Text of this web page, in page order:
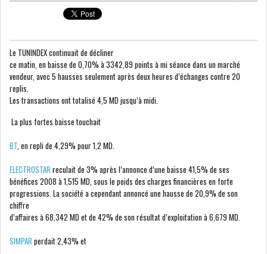
SONDAGES
PRESSE
BOURSE DE TUNIS : UN BILAN
LE CMF ET LA BANQUE DE
Le TUNINDEX continuait de décliner
ce matin, en baisse de 0,70% à 3342,89 points à mi séance dans un marché
vendeur, avec 5 hausses seulement après deux heures d’échanges contre 20
replis.
Les transactions ont totalisé 4,5 MD jusqu’à midi.
La plus fortes baisse touchait
BT , en repli de 4,29% pour 1,2 MD.
ELECTROSTAR reculait de 3% après l’annonce d’une baisse 41,5% de ses
bénéfices 2008 à 1,515 MD, sous le poids des charges financières en forte
progressions. La société a cependant annoncé une hausse de 20,9% de son
chiffre
d’affaires à 68,342 MD et de 42% de son résultat d’exploitation à 6,679 MD.
SIMPAR perdait 2,43% et